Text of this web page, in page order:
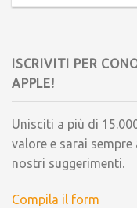
ISCRIVITI PER
APPLE!
Unisciti a più di
valore e sarai
nostri suggerimenti.
Compila il form